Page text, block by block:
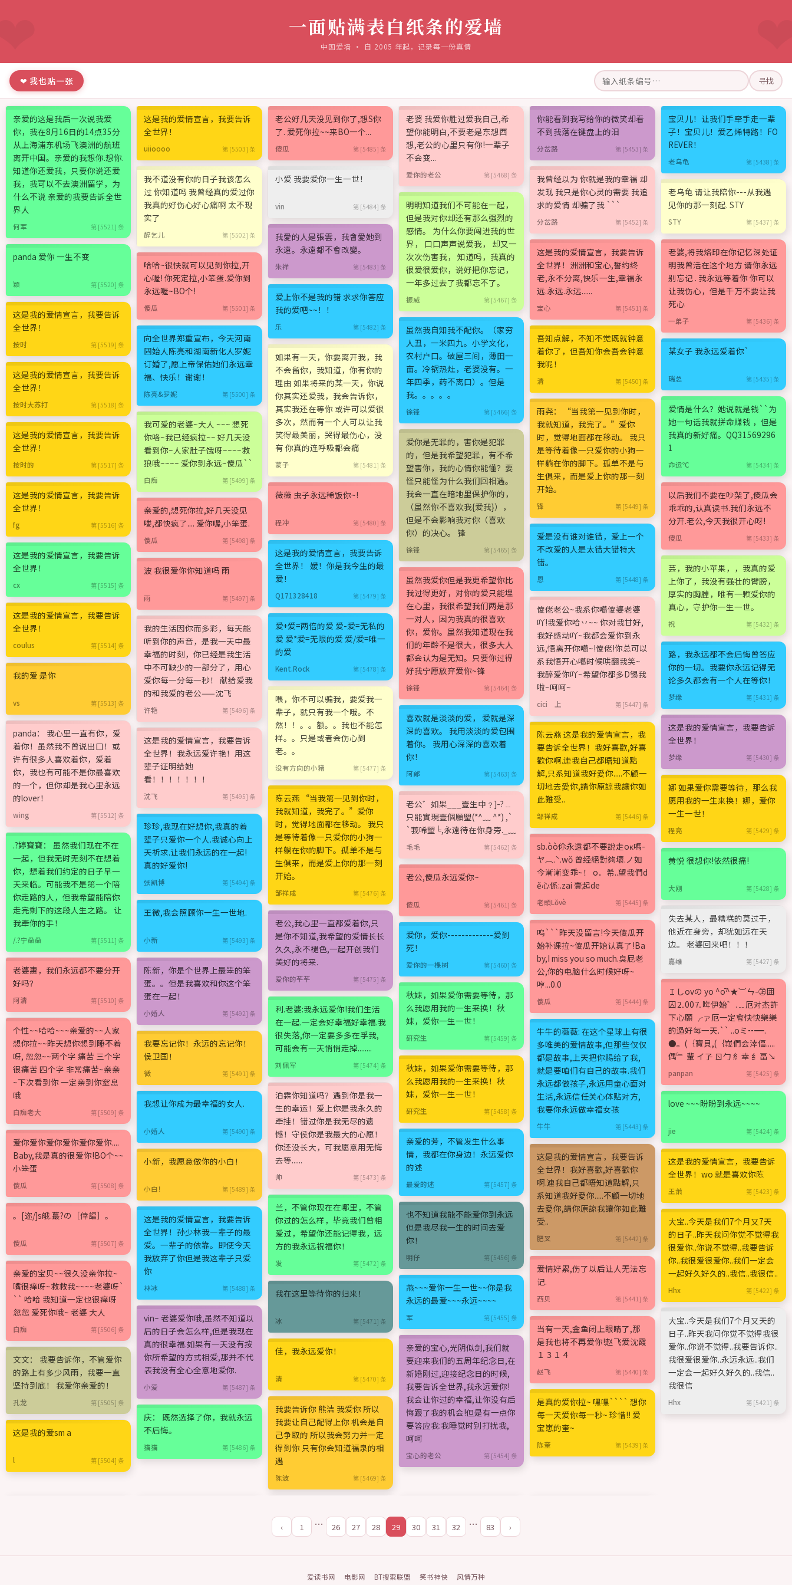
一面贴满表白纸条的爱墙
中国爱墙 · 自 2005 年起，记录每一份真情
❤ 我也贴一张 寻找
亲爱的这是我后一次说我爱
你，我在8月16日的14点35分
从上海浦东机场飞澳洲的航班
离开中国。亲爱的我想你.想你.
知道你还爱我，只要你说还爱
我，我可以不去澳洲留学，为
什么不说 亲爱的我要告诉全世
界人
何军 第 [5521] 条
panda 爱你 一生不变
颖 第 [5520] 条
这是我的爱情宣言，我要告诉
全世界！
按时 第 [5519] 条
这是我的爱情宣言，我要告诉
全世界！
按时大苏打 第 [5518] 条
这是我的爱情宣言，我要告诉
全世界！
按时的 第 [5517] 条
这是我的爱情宣言，我要告诉
全世界！
fg 第 [5516] 条
这是我的爱情宣言，我要告诉
全世界！
cx 第 [5515] 条
这是我的爱情宣言，我要告诉
全世界！
coulus 第 [5514] 条
我的爱 是你
vs 第 [5513] 条
panda： 我心里一直有你，爱
着你！虽然我不曾说出口！或
许有很多人喜欢着你，爱着
你，我也有可能不是你最喜欢
的一个，但你却是我心里永远
的lover！
wing 第 [5512] 条
.?婷寶寶： 虽然我们现在不在
一起，但我无时无刻不在想着
你，想着我们约定的日子早一
天来临。可能我不是第一个陪
你走路的人，但我希望能陪你
走完剩下的这段人生之路。 让
我牵你的手！
/.?宁赑赑 第 [5511] 条
老婆惠，我们永远都不要分开
好吗？
阿清 第 [5510] 条
个性~~哈哈~~~亲爱的~~人家
想你拉~~昨天想你想到睡不着
呀, 忽忽~~两个字 痛苦 三个字
很痛苦 四个字 非常痛苦~亲亲
~下次看到你 一定亲到你窒息
哦
白痴老大 第 [5509] 条
爱你爱你爱你爱你爱你爱你....
Baby,我是真的很爱你!BO个~~
小笨蛋
傻瓜 第 [5508] 条
。[迩/]s皒.蕞?の［倖諨］。
傻瓜 第 [5507] 条
亲爱的宝贝~~很久没亲你拉~
嘴很痒呀~救救我~~~~老婆呀`
`` 哈哈 我知道一定也很痒呀
忽忽 爱死你哦~ 老婆 大人
白痴 第 [5506] 条
文文： 我要告诉你，不管爱你
的路上有多少风雨，我要一直
坚持到底！ 我爱你亲爱的！
孔龙 第 [5505] 条
这是我的爱sm a
l 第 [5504] 条
这是我的爱情宣言，我要告诉
全世界！
uiioooo 第 [5503] 条
我不道没有你的日子我该怎么
过 你知道吗 我曾经真的爱过你
我真的好伤心好心痛啊 太不现
实了
醉乞儿 第 [5502] 条
哈哈~很快就可以见到你拉,开
心喔! 你死定拉,小笨蛋.爱你到
永远喔~BO个!
傻瓜 第 [5501] 条
向全世界郑重宣布，今天河南
固始人陈亮和湖南新化人罗妮
订婚了,愿上帝保佑她们永远幸
福、快乐！谢谢！
陈亮&罗妮 第 [5500] 条
我可爱的老婆~大人 ~~~ 想死
你咯~我已经疯拉~~ 好几天没
看到你~人家肚子饿呀~~~~救
狼哦~~~~ 爱你到永远~傻瓜``
白痴 第 [5499] 条
亲爱的,想死你拉,好几天没见
喽,都快疯了.... 爱你喔,小笨蛋.
傻瓜 第 [5498] 条
波 我很爱你你知道吗 雨
雨 第 [5497] 条
我的生活因你而多彩，每天能
听到你的声音，是我一天中最
幸福的时刻，你已经是我生活
中不可缺少的一部分了，用心
爱你每一分每一秒！ 献给爱我
的和我爱的老公——沈飞
许艳 第 [5496] 条
这是我的爱情宣言，我要告诉
全世界！我永远爱许艳！用这
辈子证明给她
看！！！！！！！
沈飞 第 [5495] 条
珍珍,我现在好想你,我真的着
辈子只爱你一个人.我诚心向上
天祈求.让我们永远的在一起!
真的好爱你!
张凯博 第 [5494] 条
王微,我会照顾你一生一世地.
小新 第 [5493] 条
陈新，你是个世界上最笨的笨
蛋。。但是我喜欢和你这个笨
蛋在一起！
小婚人 第 [5492] 条
我要忘记你！永远的忘记你！
侯卫国！
微 第 [5491] 条
我想让你成为最幸福的女人.
小婚人 第 [5490] 条
小新，我愿意做你的小白！
小白！ 第 [5489] 条
这是我的爱情宣言，我要告诉
全世界！孙少林我一辈子的最
爱。一辈子的依靠。即使今天
我放弃了你但是我这辈子只爱
你
林冰 第 [5488] 条
vin~ 老婆爱你哦,虽然不知道以
后的日子会怎么样,但是我现在
真的很幸福.如果有一天没有按
你所希望的方式相爱,那并不代
表我没有全心全意地爱你.
小爱 第 [5487] 条
庆： 既然选择了你，我就永远
不后悔。
猫猫 第 [5486] 条
老公好几天没见到你了,想S你
了. 爱死你拉~~来BO一个...
傻瓜 第 [5485] 条
小爱 我要爱你一生一世！
vin 第 [5484] 条
我愛的人是張雲，我會愛她到
永遠。永遠都不會改變。
朱祥 第 [5483] 条
爱上你不是我的错 求求你答应
我的爱吧~~！！
乐 第 [5482] 条
如果有一天，你要离开我，我
不会留你，我知道，你有你的
理由 如果将来的某一天，你说
你其实还爱我，我会告诉你，
其实我还在等你 或许可以爱很
多次，然而有一个人可以让我
笑得最美丽，哭得最伤心，没
有 你真的连呼吸都会痛
蒙子 第 [5481] 条
薇薇 虫子永远稀饭你~!
程冲 第 [5480] 条
这是我的爱情宣言，我要告诉
全世界！ 媛！你是我今生的最
爱！
Q171328418 第 [5479] 条
爱+爱=两倍的爱 爱-爱=无私的
爱 爱*爱=无限的爱 爱/爱=唯一
的爱
Kent.Rock 第 [5478] 条
喂，你不可以骗我，要爱我一
辈子，就只有我一个哦。不
然！！。。额。。我也不能怎
样。。只是或者会伤心到
老。。
没有方向的小猪 第 [5477] 条
陈云燕 “当我第一见到你时，
我就知道，我完了。”爱你
时，觉得地面都在移动。 我只
是等待着像一只爱你的小狗一
样躺在你的脚下。孤单不是与
生俱来，而是爱上你的那一刻
开始。
邹祥成 第 [5476] 条
老公,我心里一直都爱着你,只
是你不知道,我希望的爱情长长
久久,永不褪色,一起开创我们
美好的将来.
爱你的芊芊 第 [5475] 条
利.老婆:我永远爱你!我们生活
在一起.一定会好幸福好幸福.我
很失落,你一定要多多在孚我,
可能会有一天悄悄走掉........
刘佩军 第 [5474] 条
泊霖你知道吗？遇到你是我一
生的幸运！爱上你是我永久的
牵挂！错过你是我无尽的遗
憾！守侯你是我最大的心愿！
你还没长大，可我愿意用无悔
去等......
帅 第 [5473] 条
兰，不管你现在在哪里，不管
你过的怎么样，毕竟我们曾相
爱过，希望你还能记得我，远
方的我永远祝福你！
发 第 [5472] 条
我在这里等待你的归来！
冰 第 [5471] 条
佳，我永远爱你！
清 第 [5470] 条
我要告诉你 熊洁 我爱你 所以
我要让自己配得上你 机会是自
己争取的 所以我会努力并一定
得到你 只有你会知道福泉的相
遇
陈波 第 [5469] 条
老婆 我爱你胜过爱我自己,希
望你能明白,不要老是东想西
想,老公的心里只有你!一辈子
不会变...
爱你的老公 第 [5468] 条
明明知道我们不可能在一起，
但是我对你却还有那么强烈的
感情。 为什么你要闯进我的世
界， 口口声声说爱我， 却又一
次次伤害我， 知道吗，我真的
很爱很爱你，说好把你忘记，
一年多过去了我都忘不了。
振威 第 [5467] 条
虽然我自知我不配你。（家穷
人丑，一米四九。小学文化，
农村户口。破屋三间，薄田一
亩。冷锅热灶，老婆没有。一
年四季，药不离口）。但是
我。。。。。
徐锋 第 [5466] 条
爱你是无罪的，害你是犯罪
的，但是我希望犯罪，有不希
望害你，我的心情你能懂？要
怪只能怪为什么我们回相遇。
我会一直在暗地里保护你的，
（虽然你不喜欢我{爱我}），
但是不会影响我对你（喜欢
你）的决心。 锋
徐锋 第 [5465] 条
虽然我爱你但是我更希望你比
我过得更好，对你的爱只能埋
在心里，我很希望我们两是那
一对人，因为我真的很喜欢
你，爱你。虽然我知道现在我
们的年龄不是很大，很多大人
都会认为是无知。只要你过得
好我宁愿放弃爱你~锋
徐锋 第 [5464] 条
喜欢就是淡淡的爱， 爱就是深
深的喜欢。 我用淡淡的爱包围
着你。 我用心深深的喜欢着
你！
阿郎 第 [5463] 条
老公゛如果___壹生中﹖]-?﹎
只能實現壹個願朢(*^﹏ ^*) ,`
`莪唏朢╘,永遠待在你身旁._﹏
毛毛 第 [5462] 条
老公,傻瓜永远爱你~
傻瓜 第 [5461] 条
爱你，爱你-------------爱到
死！
爱你的一棵树 第 [5460] 条
秋妹，如果爱你需要等待，那
么我愿用我的一生来换！秋
妹，爱你一生一世！
研究生 第 [5459] 条
秋妹，如果爱你需要等待，那
么我愿用我的一生来换！秋
妹，爱你一生一世！
研究生 第 [5458] 条
亲爱的芳，不管发生什么事
情，我都在你身边！永远爱你
的述
最爱的述 第 [5457] 条
也不知道我能不能爱你到永远
但是我尽我一生的时间去爱
你！
明仔 第 [5456] 条
燕~~~爱你一生一世~~你是我
永远的最爱~~~永远~~~~
军 第 [5455] 条
亲爱的宝心,光阴似剑,我们就
要迎来我们的五周年纪念日,在
新婚刚过,迎接纪念日的时候,
我要告诉全世界,我永远爱你!
我会让你过的幸福,让你没有后
悔跟了我的机会!但是有一点你
要答应我:我睡觉时别打扰我,
呵呵
宝心的老公 第 [5454] 条
你能看到我写给你的微笑却看
不到我落在键盘上的泪
分岔路 第 [5453] 条
我曾经以为 你就是我的幸福 却
发现 我只是你心灵的需要 我追
求的爱情 却骗了我 ```
分岔路 第 [5452] 条
这是我的爱情宣言，我要告诉
全世界！洲洲和宝心,誓约终
老,永不分离,快乐一生,幸福永
远.永远.永远......
宝心 第 [5451] 条
吾知点解，不知不觉既就钟意
着你了，但吾知你会吾会钟意
我呢！
清 第 [5450] 条
雨尧： “当我第一见到你时，
我就知道，我完了。”爱你
时，觉得地面都在移动。 我只
是等待着像一只爱你的小狗一
样躺在你的脚下。孤单不是与
生俱来，而是爱上你的那一刻
开始。
锋 第 [5449] 条
爱是没有谁对谁错，爱上一个
不改爱的人是太错大错特大
错。
恩 第 [5448] 条
傻佬老公~我系你噶傻婆老婆
吖!我爱你哈丷~~ 你对我甘好,
我好感动吖~我都会爱你到永
远,悟离开你噶~!傻佬!你总可以
系我悟开心噶时候哄翻我笑~
我醉爱你吖~希望你都多D锡我
啦~呵呵~
cici 上 第 [5447] 条
陈云燕 这是我的爱情宣言，我
要告诉全世界！我好喜歡,好喜
歡你啊.連我自己都晤知道點
解,只系知道我好愛你.....不顧一
切地去愛你,請你原諒我讓你如
此難受..
邹祥成 第 [5446] 条
sb.òò伱永遠都不要說走oκ嗎-
ヤ︵.ˋ.wǒ 曾经絕對夠壞.ノ如
今漸漸变乖~！ o．希..望我們d
ě心係:.zai 壹起de
老頭Lǒvè 第 [5445] 条
呜```昨天没留言!今天傻瓜开
始补课拉~傻瓜开始认真了!Ba
by,I miss you so much.臭屁老
公,你的电脑什么时候好呀~
哼...0.0
傻瓜 第 [5444] 条
牛牛的薇薇: 在这个星球上有很
多唯美的爱情故事,但那些仅仅
都是故事,上天把你赐给了我,
就是要咱们有自己的故事.我们
永远都做孩子,永远用童心面对
生活,永远信任关心体贴对方,
我要你永远做幸福女孩
牛牛 第 [5443] 条
这是我的爱情宣言，我要告诉
全世界！我好喜歡,好喜歡你
啊.連我自己都晤知道點解,只
系知道我好愛你.....不顧一切地
去愛你,請你原諒我讓你如此難
受..
肥叉 第 [5442] 条
爱情好累,伤了以后让人无法忘
记.
西贝 第 [5441] 条
当有一天,金鱼闭上眼睛了,那
是我也将不再爱你!赵飞爱沈霞
１３１４
赵飞 第 [5440] 条
是真的爱你拉~ 嘿嘿```` 想你
每一天爱你每一秒~ 珍惜!! 爱
宝崽的奎~
陈奎 第 [5439] 条
宝贝儿！让我们手牵手走一辈
子！宝贝儿！爱乙烯特路！FO
REVER！
老乌龟 第 [5438] 条
老乌龟 请让我陪你---从我遇
见你的那一刻起. STY
STY 第 [5437] 条
老婆,将我烙印在你记忆深处证
明我曾活在这个地方 请你永远
别忘记 . 我永远等着你 你可以
让我伤心，但是千万不要让我
死心
一弟子 第 [5436] 条
某女子 我永远爱着你`
瑞总 第 [5435] 条
爱情是什么？她说就是钱``为
她一句话我就拼命赚钱 ，但是
我真的新好痛。QQ31569296
1
命运℃ 第 [5434] 条
以后我们不要在吵架了,傻瓜会
乖乖的,认真读书.我们永远不
分开.老公,今天我很开心呀!
傻瓜 第 [5433] 条
芸，我的小苹果，，我真的爱
上你了，我没有强壮的臂膀，
厚实的胸膛，唯有一颗爱你的
真心，守护你一生一世。
祝 第 [5432] 条
路，我永远都不会后悔曾答应
你的一切。我要你永远记得无
论多久都会有一个人在等你！
梦缘 第 [5431] 条
这是我的爱情宣言，我要告诉
全世界！
梦缘 第 [5430] 条
娜 如果爱你需要等待，那么我
愿用我的一生来换！娜，爱你
一生一世！
程亮 第 [5429] 条
黄悦 很想你!依然很痛!
大刚 第 [5428] 条
失去某人，最糟糕的莫过于，
他近在身旁，却犹如远在天
边。 老婆回来吧！！！
嘉维 第 [5427] 条
Ｉしovの yo ^ō^★︶ㄣ-㊣囲
囚⒉00⒎哖伊始゛.﹎厄对杰許
下心願 ╭ァ厄一定會快快樂樂
的過好每一天.`` ..oミ┅━.
●。(｛寶貝,(｛峩們会涬偪.....
偶﹄ 輩 イ孒 ㄖ勹 糹幸 纟畐↘
panpan 第 [5425] 条
love ~~~盼盼到永远~~~~
jie 第 [5424] 条
这是我的爱情宣言，我要告诉
全世界！wo 就是喜欢你陈
王萧 第 [5423] 条
大宝..今天是我们7个月又7天
的日子..昨天我问你觉不觉得我
很爱你..你说不觉得..我要告诉
你..我很爱很爱你..我们一定会
一起好久好久的..我信..我很信..
Hhx 第 [5422] 条
大宝..今天是我们7个月又天的
日子..昨天我问你觉不觉得我很
爱你..你说不觉得..我要告诉你..
我很爱很爱你..永远永远..我们
一定会一起好久好久的..我信..
我很信
Hhx 第 [5421] 条
‹ 1 … 26 27 28 29 30 31 32 … 83 ›
爱读书网 电影网 BT搜索联盟 笑书神侠 风情万种